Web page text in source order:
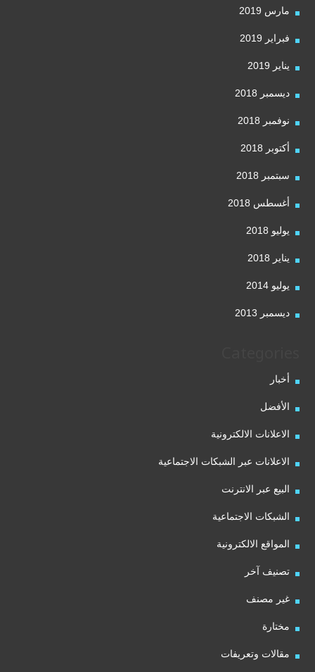
مارس 2019
فبراير 2019
يناير 2019
ديسمبر 2018
نوفمبر 2018
أكتوبر 2018
سبتمبر 2018
أغسطس 2018
يوليو 2018
يناير 2018
يوليو 2014
ديسمبر 2013
أخبار
الأفضل
الاعلانات الالكترونية
الاعلانات عبر الشبكات الاجتماعية
البيع عبر الانترنت
الشبكات الاجتماعية
المواقع الالكترونية
تصنيف آخر
غير مصنف
مختارة
مقالات وتعريفات